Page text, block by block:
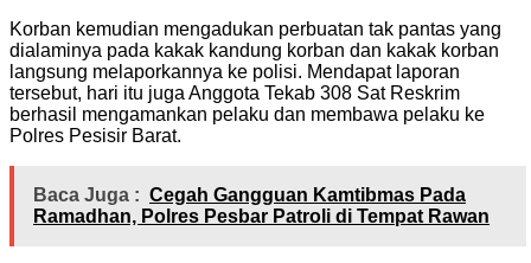
Korban kemudian mengadukan perbuatan tak pantas yang
dialaminya pada kakak kandung korban dan kakak korban
langsung melaporkannya ke polisi. Mendapat laporan
tersebut, hari itu juga Anggota Tekab 308 Sat Reskrim
berhasil mengamankan pelaku dan membawa pelaku ke
Polres Pesisir Barat.
Baca Juga : Cegah Gangguan Kamtibmas Pada
Ramadhan, Polres Pesbar Patroli di Tempat Rawan